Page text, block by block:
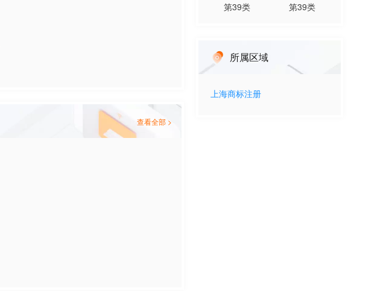
查看全部 >
第39类 第39类
所属区域
上海商标注册